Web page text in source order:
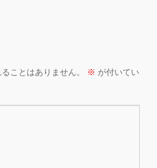
ことはありません。 ※ が付いてい